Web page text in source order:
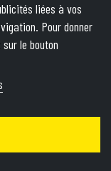
liées à vos
Pour donner
le bouton
by reCAPTCHA